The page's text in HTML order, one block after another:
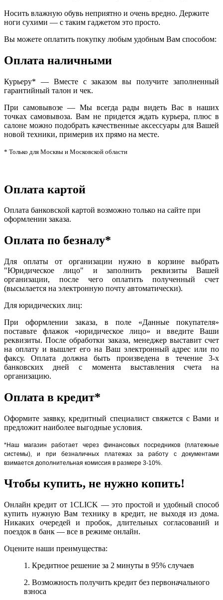
Носить влажную обувь неприятно и очень вредно. Держите
ноги сухими — с таким гаджетом это просто.
Вы можете оплатить покупку любым удобным Вам способом:
Оплата наличными
Курьеру* — Вместе с заказом вы получите заполненный
гарантийный талон и чек.
При самовывозе — Мы всегда рады видеть Вас в наших
точках самовывоза. Вам не придется ждать курьера, плюс в
салоне можно подобрать качественные аксессуары для Вашей
новой техники, примерив их прямо на месте.
* Только для Москвы и Московской области
Оплата картой
Оплата банковской картой возможно только на сайте при
оформлении заказа.
Оплата по безналу*
Для оплаты от организации нужно в корзине выбрать
"Юридическое лицо" и заполнить реквизиты Вашей
организации, после чего оплатить полученный счет
(высылается на электронную почту автоматически).
Для юридических лиц:
При оформлении заказа, в поле «Данные покупателя»
поставьте флажок «юридическое лицо» и введите Ваши
реквизиты. После обработки заказа, менеджер выставит счет
на оплату и вышлет его на Ваш электронный адрес или по
факсу. Оплата должна быть произведена в течение 3-х
банковских дней с момента выставления счета на
организацию.
Оплата в кредит*
Оформите заявку, кредитный специалист свяжется с Вами и
предложит наиболее выгодные условия.
*Наш магазин работает через финансовых посредников (платежные
системы), и при безналичных платежах за работу с документами
взимается дополнительная комиссия в размере 3-10%.
Чтобы купить, не нужно копить!
Онлайн кредит от 1CLICK — это простой и удобный способ
купить нужную Вам технику в кредит, не выходя из дома.
Никаких очередей и пробок, длительных согласований и
поездок в банк — все в режиме онлайн.
Оцените наши преимущества:
1. Кредитное решение за 2 минуты в 95% случаев
2. Возможность получить кредит без первоначального
взноса